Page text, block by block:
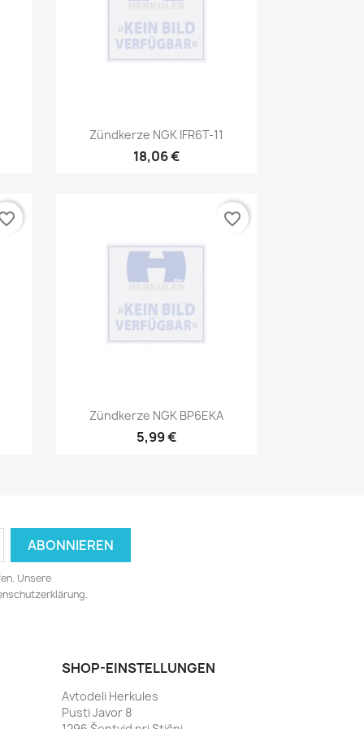
Vorschau
Zündkerze NGK IFR6T-11
18,06 €
Vorschau
Zündkerze NGK BP6EKA
5,99 €
favorite_border
Unsere
SHOP-EINSTELLUNGEN
Avtodeli Herkules
Pusti Javor 8